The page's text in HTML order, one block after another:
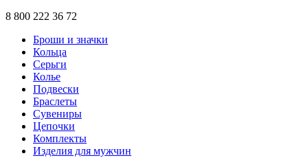
8 800 222 36 72
Броши и значки
Кольца
Серьги
Колье
Подвески
Браслеты
Сувениры
Цепочки
Комплекты
Изделия для мужчин